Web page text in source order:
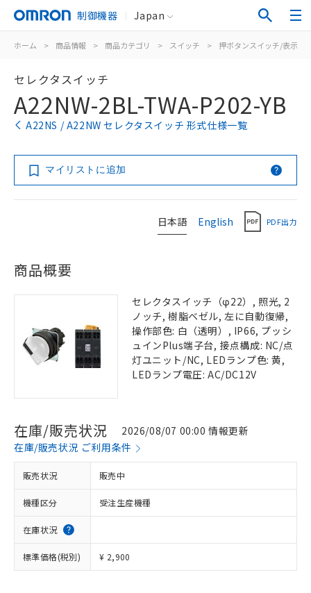
制御機器 Japan
ホーム > 商品情報 > 商品カテゴリ > スイッチ > 押ボタンスイッチ/表示灯
セレクタスイッチ
A22NW-2BL-TWA-P202-YB
A22NS / A22NW セレクタスイッチ 形式仕様一覧
マイリストに追加
日本語 English PDF出力
商品概要
セレクタスイッチ（φ22）, 照光, 2
ノッチ, 樹脂ベゼル, 左に自動復帰,
操作部色: 白（透明）, IP66, プッシ
ュインPlus端子台, 接点構成: NC/点
灯ユニット/NC, LEDランプ色: 黄,
LEDランプ電圧: AC/DC12V
在庫/販売状況
2026/08/07 00:00 情報更新
在庫/販売状況 ご利用条件
販売状況 販売中
機種区分 受注生産機種
在庫状況
標準価格(税別) ¥ 2,900